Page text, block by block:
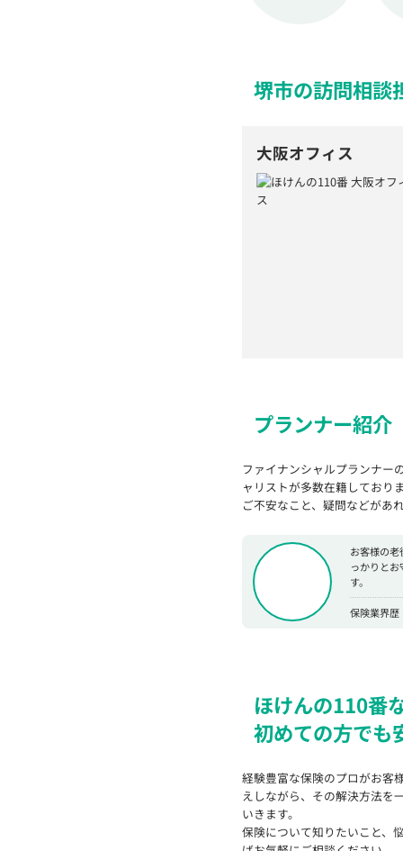
堺市の訪問相談
大阪オフィス
プランナー紹介
ファイナンシャルプランナー
ャリストが多数在籍しており
ご不安なこと、疑問などがあ
お客様の老
っかりと
す。
保険業界歴
ほけんの110番
初めての方でも
経験豊富な保険のプロがお客
えしながら、その解決方法を
いきます。
保険について知りたいこと、